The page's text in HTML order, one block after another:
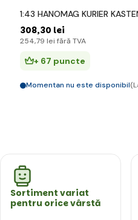
1:43 HANOMAG KURIER
308,30 lei
254,79 lei fără TVA
+ 67 puncte
Momentan nu este disponibil
Sortiment variat
pentru orice vârstă